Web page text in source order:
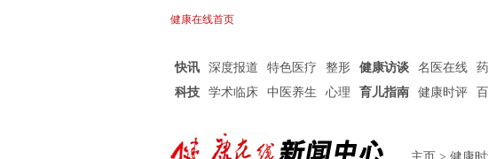
健康在线首页
快讯 深度报道 特色医疗 整形 健康访谈 名医在线
科技
学术临床 中医养生 心理 育儿指南 健康时评